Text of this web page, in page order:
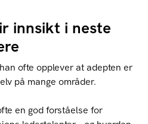
innsikt i neste
ofte opplever at adepten er
på mange områder.
en god forståelse for